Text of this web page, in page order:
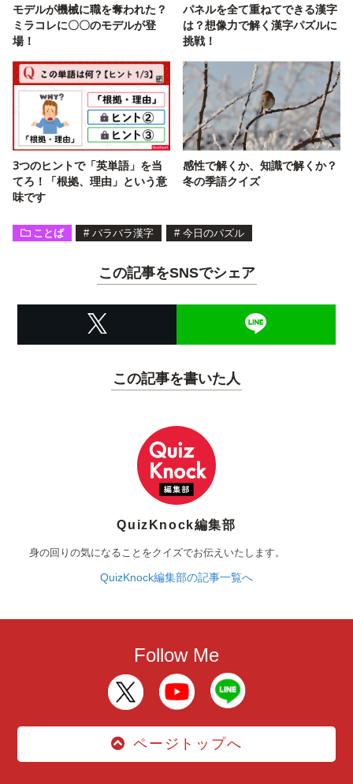
モデルが機械に職を奪われた？
ミラコレに〇〇のモデルが登
場！
パネルを全て重ねてできる漢字
は？想像力で解く漢字パズルに
挑戦！
3つのヒントで「英単語」を当
てろ！「根拠、理由」という意
味です
感性で解くか、知識で解くか？
冬の季語クイズ
ことば # バラバラ漢字 # 今日のパズル
この記事をSNSでシェア
この記事を書いた人
QuizKnock編集部
身の回りの気になることをクイズでお伝えいたします。
QuizKnock編集部の記事一覧へ
Follow Me
ページトップへ